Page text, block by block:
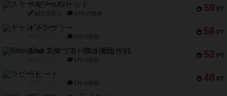
59 PT
スモールワールド
紹介文あり 13件の投稿
58 PT
ギャンブラー
2件の投稿
52 PT
Bitter End ブタペスト救出作戦
1件の投稿
46 PT
ラピード
1件の投稿